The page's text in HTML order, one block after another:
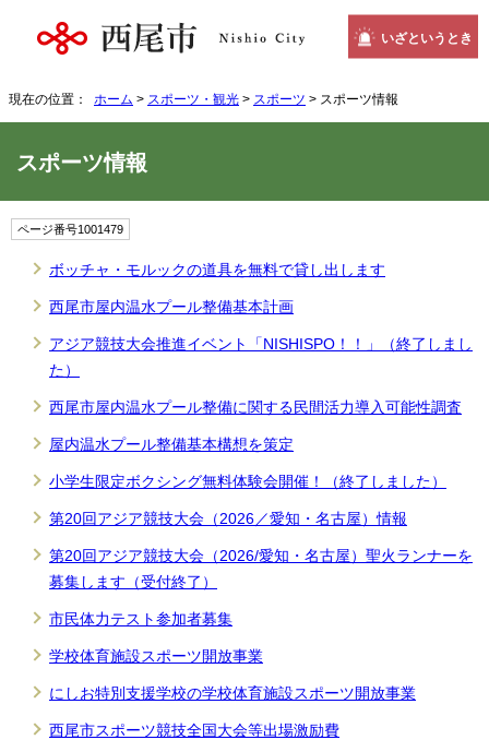
いざというとき
現在の位置： ホーム > スポーツ・観光 > スポーツ > スポーツ情報
スポーツ情報
ページ番号1001479
ボッチャ・モルックの道具を無料で貸し出します
西尾市屋内温水プール整備基本計画
アジア競技大会推進イベント「NISHISPO！！」（終了しまし
た）
西尾市屋内温水プール整備に関する民間活力導入可能性調査
屋内温水プール整備基本構想を策定
小学生限定ボクシング無料体験会開催！（終了しました）
第20回アジア競技大会（2026／愛知・名古屋）情報
第20回アジア競技大会（2026/愛知・名古屋）聖火ランナーを
募集します（受付終了）
市民体力テスト参加者募集
学校体育施設スポーツ開放事業
にしお特別支援学校の学校体育施設スポーツ開放事業
西尾市スポーツ競技全国大会等出場激励費